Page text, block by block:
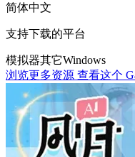
简体中文
支持下载的平台
模拟器其它Windows
浏览更多资源 查看这个